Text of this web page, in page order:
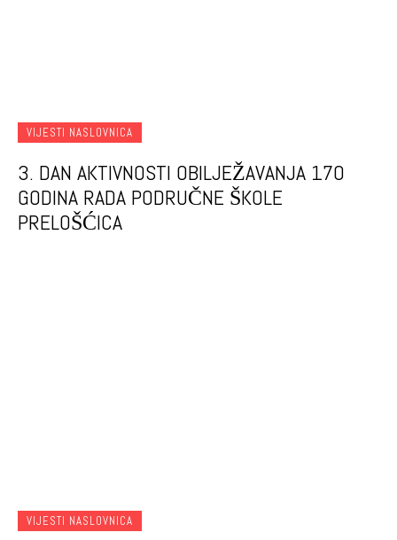
VIJESTI NASLOVNICA
3. DAN AKTIVNOSTI OBILJEŽAVANJA 170
GODINA RADA PODRUČNE ŠKOLE
PRELOŠĆICA
VIJESTI NASLOVNICA